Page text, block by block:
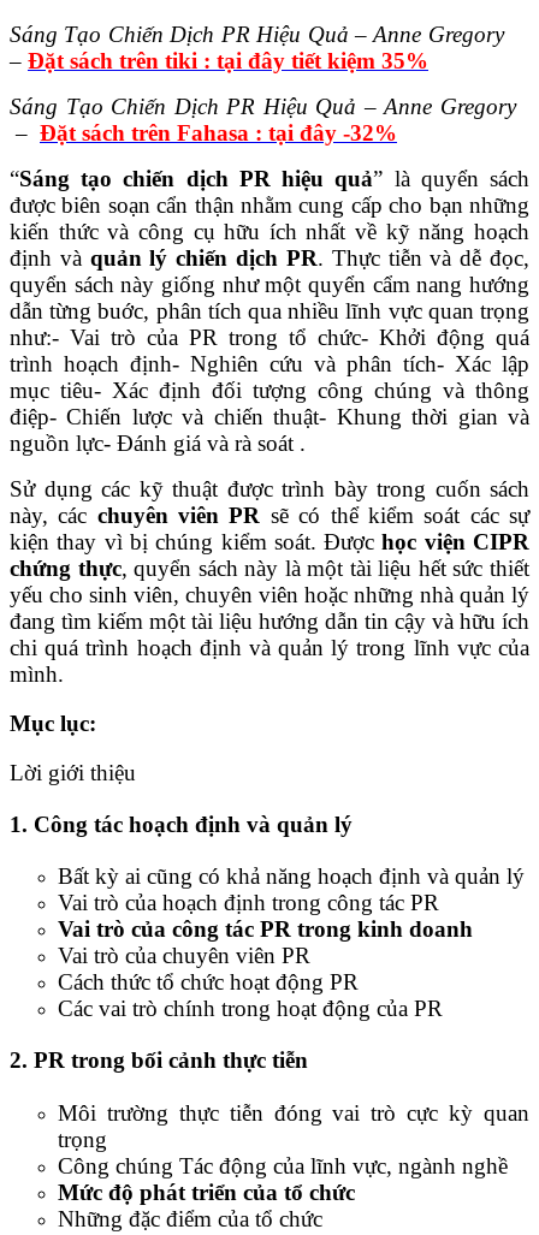
Sáng Tạo Chiến Dịch PR Hiệu Quả – Anne Gregory
– Đặt sách trên tiki : tại đây tiết kiệm 35%
Sáng Tạo Chiến Dịch PR Hiệu Quả – Anne Gregory
– Đặt sách trên Fahasa : tại đây -32%
“Sáng tạo chiến dịch PR hiệu quả” là quyển sách
được biên soạn cẩn thận nhằm cung cấp cho bạn những
kiến thức và công cụ hữu ích nhất về kỹ năng hoạch
định và quản lý chiến dịch PR. Thực tiễn và dễ đọc,
quyển sách này giống như một quyển cẩm nang hướng
dẫn từng buớc, phân tích qua nhiều lĩnh vực quan trọng
như:- Vai trò của PR trong tổ chức- Khởi động quá
trình hoạch định- Nghiên cứu và phân tích- Xác lập
mục tiêu- Xác định đối tượng công chúng và thông
điệp- Chiến lược và chiến thuật- Khung thời gian và
nguồn lực- Đánh giá và rà soát .
Sử dụng các kỹ thuật được trình bày trong cuốn sách
này, các chuyên viên PR sẽ có thể kiểm soát các sự
kiện thay vì bị chúng kiểm soát. Đượchọc viện CIPR
chứng thực, quyển sách này là một tài liệu hết sức thiết
yếu cho sinh viên, chuyên viên hoặc những nhà quản lý
đang tìm kiếm một tài liệu hướng dẫn tin cậy và hữu ích
chi quá trình hoạch định và quản lý trong lĩnh vực của
mình.
Mục lục:
Lời giới thiệu
1. Công tác hoạch định và quản lý
Bất kỳ ai cũng có khả năng hoạch định và quản lý
Vai trò của hoạch định trong công tác PR
Vai trò của công tác PR trong kinh doanh
Vai trò của chuyên viên PR
Cách thức tổ chức hoạt động PR
Các vai trò chính trong hoạt động của PR
2. PR trong bối cảnh thực tiễn
Môi trường thực tiễn đóng vai trò cực kỳ quan
trọng
Công chúng Tác động của lĩnh vực, ngành nghề
Mức độ phát triển của tổ chức
Những đặc điểm của tổ chức